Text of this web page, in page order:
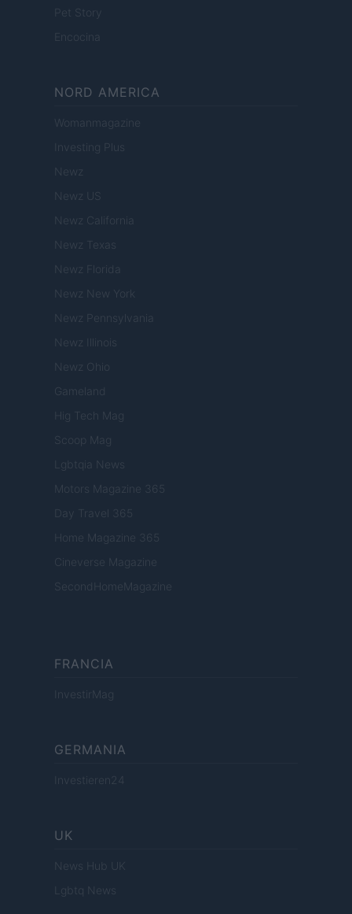
Pet Story
Encocina
NORD AMERICA
Womanmagazine
Investing Plus
Newz
Newz US
Newz California
Newz Texas
Newz Florida
Newz New York
Newz Pennsylvania
Newz Illinois
Newz Ohio
Gameland
Hig Tech Mag
Scoop Mag
Lgbtqia News
Motors Magazine 365
Day Travel 365
Home Magazine 365
Cineverse Magazine
SecondHomeMagazine
FRANCIA
InvestirMag
GERMANIA
Investieren24
UK
News Hub UK
Lgbtq News